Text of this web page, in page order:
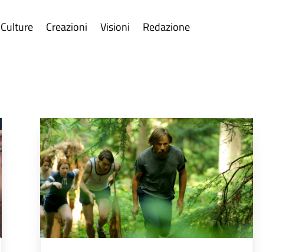
Culture Creazioni Visioni Redazione